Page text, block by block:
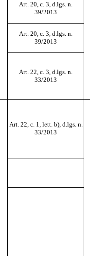
Art. 20, c. 3, d.lgs. n.
39/2013
Art. 20, c. 3, d.lgs. n.
39/2013
Art. 22, c. 3, d.lgs. n.
33/2013
Art. 22, c. 1, lett. b), d.lgs. n.
33/2013